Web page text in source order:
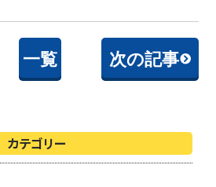
一覧 次の記事
カテゴリー